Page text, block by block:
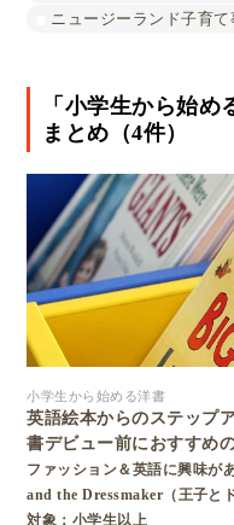
ニュージーランド子育て
「小学生から始
まとめ（4件）
小学生から始める洋書
英語絵本からのステップ
書デビュー前におすすめ
ファッション＆英語に興味が
and the Dressmaker（王子と
対象：小学生以上